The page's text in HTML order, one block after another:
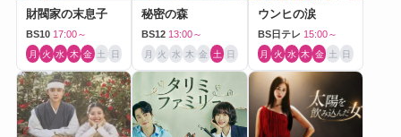
財閥家の末息子
BS10 17:00～
月 火 水 木 金 土 日
秘密の森
BS12 13:00～
月 火 水 木 金 土 日
ウンヒの涙
BS日テレ 15:00～
月 火 水 木 金 土 日